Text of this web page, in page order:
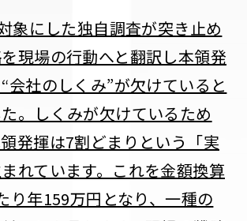
象にした独自調査が突き止め
現場の行動へと翻訳し本領発
会社のしくみ”が欠けていると
。しくみが欠けているため
発揮は7割どまりという「実
れています。これを金額換算
り年159万円となり、一種の